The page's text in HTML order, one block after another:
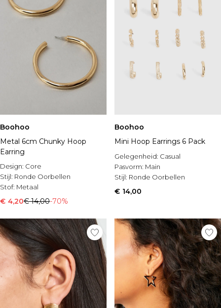
Boohoo
Metal 6cm Chunky Hoop
Earring
Design: Core
Stijl: Ronde Oorbellen
Stof: Metaal
€ 4,20€ 14,00-70%
Boohoo
Mini Hoop Earrings 6 Pack
Gelegenheid: Casual
Pasvorm: Main
Stijl: Ronde Oorbellen
€ 14,00